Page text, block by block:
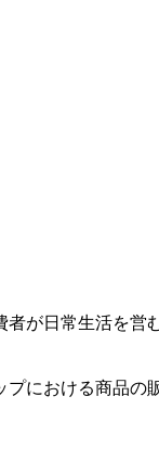
が日常生活を営
における商品の